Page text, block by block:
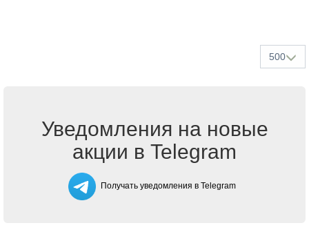
500
Уведомления на новые
акции в Telegram
Получать уведомления в Telegram